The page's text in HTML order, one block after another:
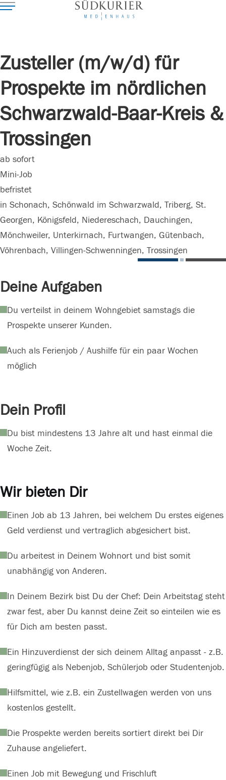
Zusteller (m/w/d) für
Prospekte im nördlichen
Schwarzwald-Baar-Kreis &
Trossingen
ab sofort
Mini-Job
befristet
in Schonach, Schönwald im Schwarzwald, Triberg, St.
Georgen, Königsfeld, Niedereschach, Dauchingen,
Mönchweiler, Unterkirnach, Furtwangen, Gütenbach,
Vöhrenbach, Villingen-Schwenningen, Trossingen
Deine Aufgaben
Du verteilst in deinem Wohngebiet samstags die
Prospekte unserer Kunden.
Auch als Ferienjob / Aushilfe für ein paar Wochen
möglich
Dein Profil
Du bist mindestens 13 Jahre alt und hast einmal die
Woche Zeit.
Wir bieten Dir
Einen Job ab 13 Jahren, bei welchem Du erstes eigenes
Geld verdienst und vertraglich abgesichert bist.
Du arbeitest in Deinem Wohnort und bist somit
unabhängig von Anderen.
In Deinem Bezirk bist Du der Chef: Dein Arbeitstag steht
zwar fest, aber Du kannst deine Zeit so einteilen wie es
für Dich am besten passt.
Ein Hinzuverdienst der sich deinem Alltag anpasst - z.B.
geringfügig als Nebenjob, Schülerjob oder Studentenjob.
Hilfsmittel, wie z.B. ein Zustellwagen werden von uns
kostenlos gestellt.
Die Prospekte werden bereits sortiert direkt bei Dir
Zuhause angeliefert.
Einen Job mit Bewegung und Frischluft